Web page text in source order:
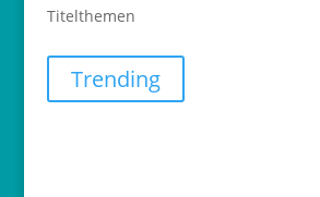
Titelthemen
Trending